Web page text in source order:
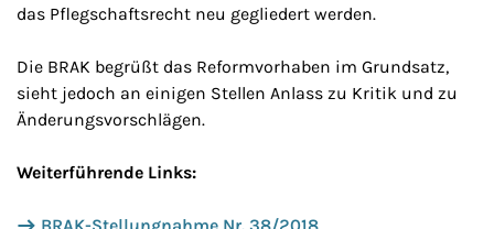
das Pflegschaftsrecht neu gegliedert werden.
Die BRAK begrüßt das Reformvorhaben im Grundsatz,
sieht jedoch an einigen Stellen Anlass zu Kritik und zu
Änderungsvorschlägen.
Weiterführende Links: